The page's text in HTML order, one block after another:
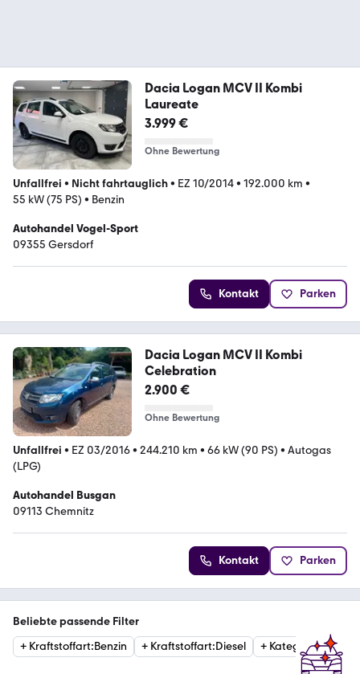
Dacia Logan MCV II Kombi
Laureate
3.999 €
Ohne Bewertung
Unfallfrei • Nicht fahrtauglich• EZ 10/2014• 192.000 km •
55 kW (75 PS) • Benzin
Autohandel Vogel-Sport
09355 Gersdorf
Kontakt Parken
Dacia Logan MCV II Kombi
Celebration
2.900 €
Ohne Bewertung
Unfallfrei • EZ 03/2016• 244.210 km • 66 kW (90 PS) • Autogas
(LPG)
Autohandel Busgan
09113 Chemnitz
Kontakt Parken
Beliebte passende Filter
+ Kraftstoffart:Benzin + Kraftstoffart:Diesel + Kategorie: